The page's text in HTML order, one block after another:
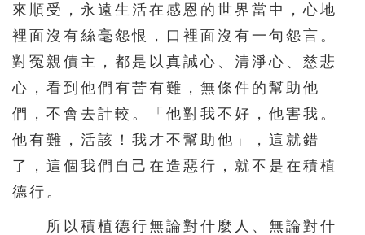
來順受，永遠生活在感恩的世界當中，心地
裡面沒有絲毫怨恨，口裡面沒有一句怨言。
對冤親債主，都是以真誠心、清淨心、慈悲
心，看到他們有苦有難，無條件的幫助他
們，不會去計較。「他對我不好，他害我。
他有難，活該！我才不幫助他」，這就錯
了，這個我們自己在造惡行，就不是在積植
德行。
所以積植德行無論對什麼人、無論對什